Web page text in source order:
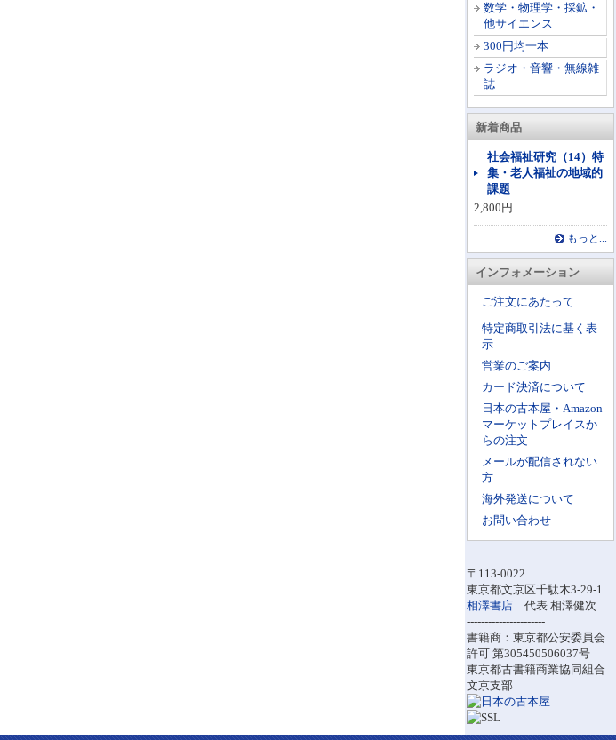
数学・物理学・採鉱・
他サイエンス
300円均一本
ラジオ・音響・無線雑
誌
新着商品
社会福祉研究（14）特
集・老人福祉の地域的
課題
2,800円
もっと...
インフォメーション
ご注文にあたって
特定商取引法に基く表
示
営業のご案内
カード決済について
日本の古本屋・Amazon
マーケットプレイスか
らの注文
メールが配信されない
方
海外発送について
お問い合わせ
〒113-0022
東京都文京区千駄木3-29-1
相澤書店 代表 相澤健次
----------------------
書籍商：東京都公安委員会
許可 第305450506037号
東京都古書籍商業協同組合
文京支部